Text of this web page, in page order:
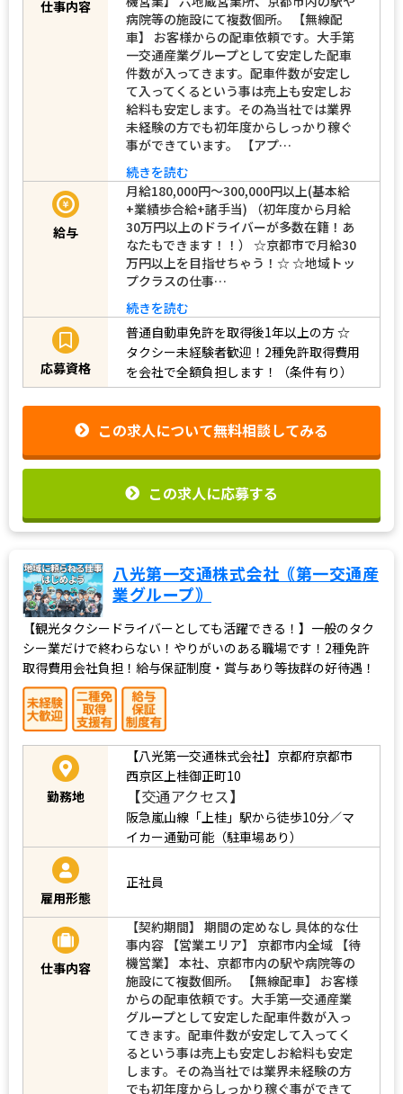
仕事内容
病院等の施設にて複数個所。 【無線配
車】 お客様からの配車依頼です。大手第
一交通産業グループとして安定した配車
件数が入ってきます。配車件数が安定し
て入ってくるという事は売上も安定しお
給料も安定します。その為当社では業界
未経験の方でも初年度からしっかり稼ぐ
事ができています。 【アプ…
続きを読む
給与
月給180,000円～300,000円以上(基本給
+業績歩合給+諸手当) （初年度から月給
30万円以上のドライバーが多数在籍！あ
なたもできます！！） ☆京都市で月給30
万円以上を目指せちゃう！☆ ☆地域トッ
プクラスの仕事…
続きを読む
応募資格
普通自動車免許を取得後1年以上の方☆
タクシー未経験者歓迎！2種免許取得費用
を会社で全額負担します！（条件有り）
この求人について無料相談してみる
この求人に応募する
八光第一交通株式会社｟第一交通産
業グループ｠
【観光タクシードライバーとしても活躍できる！】一般のタク
シー業だけで終わらない！やりがいのある職場です！2種免許
取得費用会社負担！給与保証制度・賞与あり等抜群の好待遇！
勤務地
【八光第一交通株式会社】京都府京都市
西京区上桂御正町10
【交通アクセス】
阪急嵐山線「上桂」駅から徒歩10分／マ
イカー通勤可能（駐車場あり）
雇用形態
正社員
仕事内容
【契約期間】 期間の定めなし 具体的な仕
事内容 【営業エリア】 京都市内全域 【待
機営業】 本社、京都市内の駅や病院等の
施設にて複数個所。 【無線配車】 お客様
からの配車依頼です。大手第一交通産業
グループとして安定した配車件数が入っ
てきます。配車件数が安定して入ってく
るという事は売上も安定しお給料も安定
します。その為当社では業界未経験の方
でも初年度からしっかり稼ぐ事ができて